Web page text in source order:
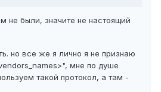
не были, значите не настоящий
но все же я лично я не признаю
мне по душе
такой протокол, а там -